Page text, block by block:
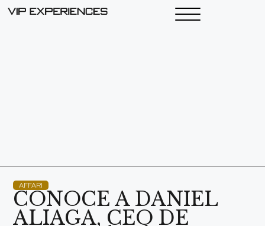
AFFARI
CONOCE A DANIEL
ALIAGA, CEO DE